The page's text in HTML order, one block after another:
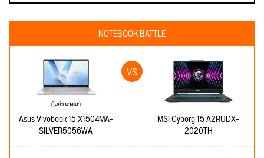
NOTEBOOK BATTLE
Asus Vivobook 15 X1504MA-
SILVER5056WA
MSI Cyborg 15 A2RUDX-
2020TH